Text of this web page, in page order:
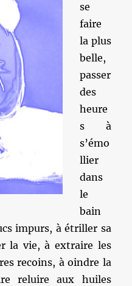
se
faire
la plus
belle,
passer
des
heure
s à
s’émo
llier
dans
le
bain
impurs, à étriller sa
la vie, à extraire les
recoins, à oindre la
reluire aux huiles